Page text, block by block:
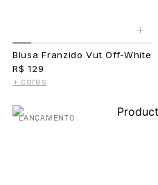
+
Blusa Franzido Vut Off-White
R$ 129
+ cores
LANÇAMENTO